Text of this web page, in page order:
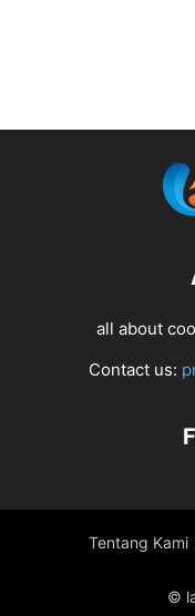
all about
Contact us:
Tentang Kami
©